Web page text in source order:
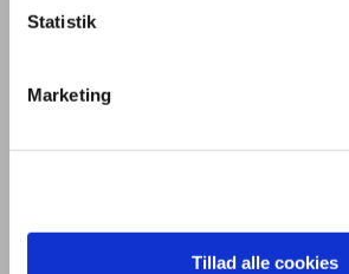
Statistik
Marketing
Tillad alle cookies
Generelt
På kontoruddannelsen får du en